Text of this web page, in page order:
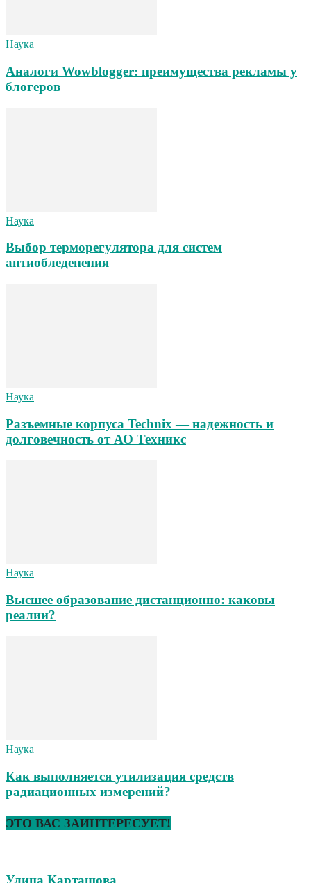
Наука
Аналоги Wowblogger: преимущества рекламы у
блогеров
Наука
Выбор терморегулятора для систем
антиобледенения
Наука
Разъемные корпуса Technix — надежность и
долговечность от АО Техникс
Наука
Высшее образование дистанционно: каковы
реалии?
Наука
Как выполняется утилизация средств
радиационных измерений?
ЭТО ВАС ЗАИНТЕРЕСУЕТ!
Улица Карташова